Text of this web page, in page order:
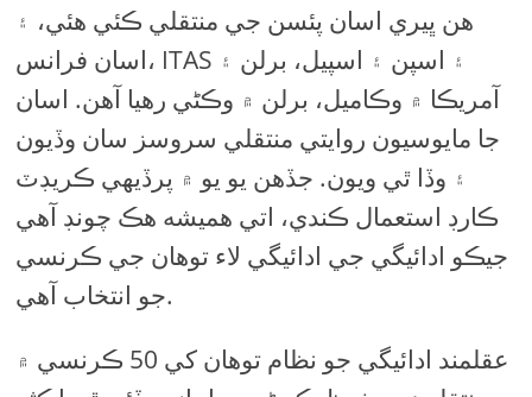
هن ڀيري اسان پئسن جي منتقلي ڪئي هئي، ۽
اسان فرانس، ITAS ۽ اسپن ۽ اسپيل، برلن ۽
آمريڪا ۾ وڪاميل، برلن ۾ وڪڻي رهيا آهن. اسان
جا مايوسيون روايتي منتقلي سروسز سان وڏيون
۽ وڏا ٿي ويون. جڏهن يو يو ۾ پرڏيهي ڪريڊٽ
ڪارڊ استعمال ڪندي، اتي هميشه هڪ چونڊ آهي
جيڪو ادائيگي جي ادائيگي لاء توهان جي ڪرنسي
جو انتخاب آهي.
عقلمند ادائيگي جو نظام توهان کي 50 ڪرنسي ۾